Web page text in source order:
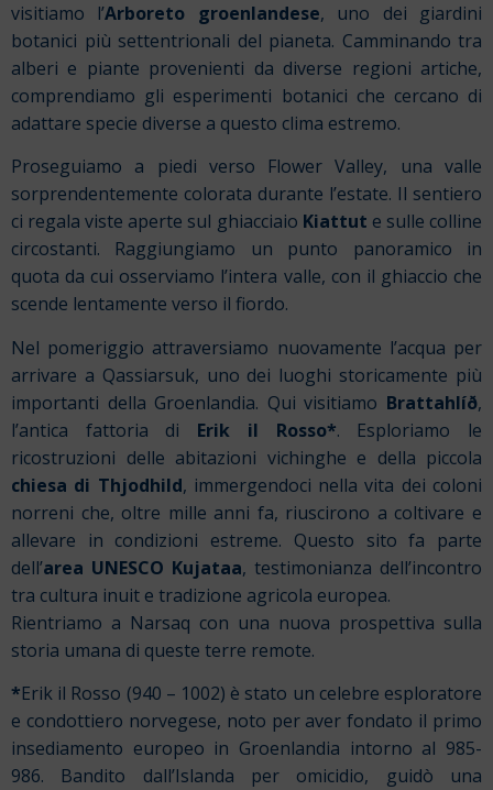
visitiamo l’Arboreto groenlandese, uno dei giardini
botanici più settentrionali del pianeta. Camminando tra
alberi e piante provenienti da diverse regioni artiche,
comprendiamo gli esperimenti botanici che cercano di
adattare specie diverse a questo clima estremo.
Proseguiamo a piedi verso Flower Valley, una valle
sorprendentemente colorata durante l’estate. Il sentiero
ci regala viste aperte sul ghiacciaio Kiattut e sulle colline
circostanti. Raggiungiamo un punto panoramico in
quota da cui osserviamo l’intera valle, con il ghiaccio che
scende lentamente verso il fiordo.
Nel pomeriggio attraversiamo nuovamente l’acqua per
arrivare a Qassiarsuk, uno dei luoghi storicamente più
importanti della Groenlandia. Qui visitiamo Brattahlíð,
l’antica fattoria di Erik il Rosso*. Esploriamo le
ricostruzioni delle abitazioni vichinghe e della piccola
chiesa di Thjodhild, immergendoci nella vita dei coloni
norreni che, oltre mille anni fa, riuscirono a coltivare e
allevare in condizioni estreme. Questo sito fa parte
dell’area UNESCO Kujataa, testimonianza dell’incontro
tra cultura inuit e tradizione agricola europea.
Rientriamo a Narsaq con una nuova prospettiva sulla
storia umana di queste terre remote.
*Erik il Rosso (940 – 1002) è stato un celebre esploratore
e condottiero norvegese, noto per aver fondato il primo
insediamento europeo in Groenlandia intorno al 985-
986. Bandito dall’Islanda per omicidio, guidò una